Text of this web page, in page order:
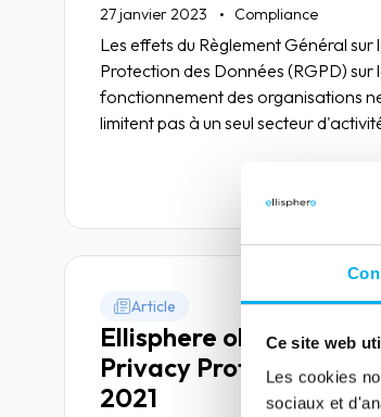
Ce site web
Les cookies
sociaux et
27 janvier 2023 Compliance
Les effets du Règlement Général sur
Protection des Données (RGPD) sur
fonctionnement des organisations
limitent pas à un seul secteur
Bilan 5 ans après l'avènement de cette
règlementation.
Article
Ellisphere obtient le
Privacy Protection –
2021